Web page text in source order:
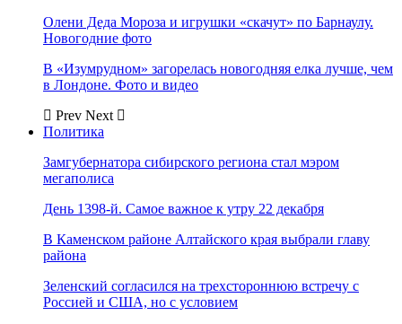
Олени Деда Мороза и игрушки «скачут» по Барнаулу.
Новогодние фото
В «Изумрудном» загорелась новогодняя елка лучше, чем
в Лондоне. Фото и видео
Prev Next
Политика
Замгубернатора сибирского региона стал мэром
мегаполиса
День 1398-й. Самое важное к утру 22 декабря
В Каменском районе Алтайского края выбрали главу
района
Зеленский согласился на трехстороннюю встречу с
Россией и США, но с условием